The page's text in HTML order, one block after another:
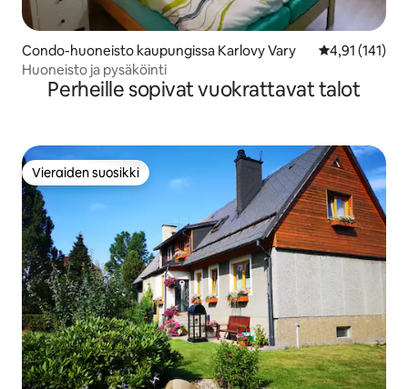
Condo-huoneisto kaupungissa Karlovy Vary
4,91 (141)
Huoneisto ja pysäköinti
Perheille sopivat vuokrattavat talot
Vieraiden suosikki
Vieraiden suosikki